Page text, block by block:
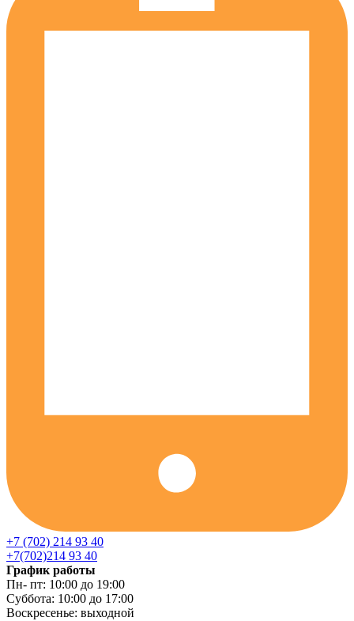
+7 (702) 214 93 40
+7(702)214 93 40
График работы
Пн- пт: 10:00 до 19:00
Суббота: 10:00 до 17:00
Воскресенье: выходной